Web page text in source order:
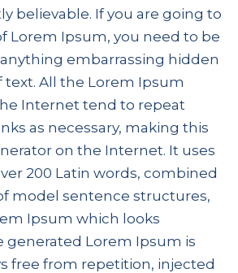
believable. If you are going to
Lorem Ipsum, you need to be
embarrassing hidden
All the Lorem Ipsum
Internet tend to repeat
as necessary, making this
on the Internet. It uses
200 Latin words, combined
model sentence structures,
Ipsum which looks
generated Lorem Ipsum is
free from repetition, injected